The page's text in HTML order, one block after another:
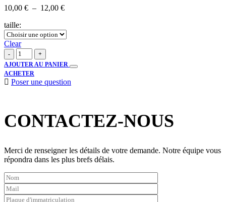
10,00 € – 12,00 €
taille:
Clear
-
+
AJOUTER AU PANIER
ACHETER
Poser une question
this
field
CONTACTEZ-NOUS
Merci de renseigner les détails de votre demande. Notre équipe vous
répondra dans les plus brefs délais.